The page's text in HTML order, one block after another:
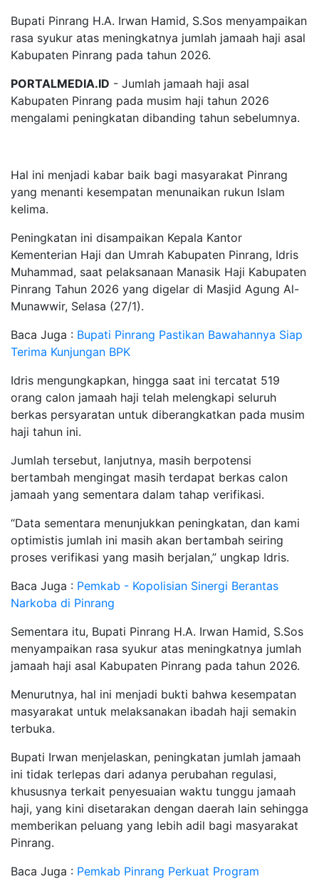
Bupati Pinrang H.A. Irwan Hamid, S.Sos menyampaikan
rasa syukur atas meningkatnya jumlah jamaah haji asal
Kabupaten Pinrang pada tahun 2026.
PORTALMEDIA.ID - Jumlah jamaah haji asal
Kabupaten Pinrang pada musim haji tahun 2026
mengalami peningkatan dibanding tahun sebelumnya.
Hal ini menjadi kabar baik bagi masyarakat Pinrang
yang menanti kesempatan menunaikan rukun Islam
kelima.
Peningkatan ini disampaikan Kepala Kantor
Kementerian Haji dan Umrah Kabupaten Pinrang, Idris
Muhammad, saat pelaksanaan Manasik Haji Kabupaten
Pinrang Tahun 2026 yang digelar di Masjid Agung Al-
Munawwir, Selasa (27/1).
Baca Juga : Bupati Pinrang Pastikan Bawahannya Siap
Terima Kunjungan BPK
Idris mengungkapkan, hingga saat ini tercatat 519
orang calon jamaah haji telah melengkapi seluruh
berkas persyaratan untuk diberangkatkan pada musim
haji tahun ini.
Jumlah tersebut, lanjutnya, masih berpotensi
bertambah mengingat masih terdapat berkas calon
jamaah yang sementara dalam tahap verifikasi.
“Data sementara menunjukkan peningkatan, dan kami
optimistis jumlah ini masih akan bertambah seiring
proses verifikasi yang masih berjalan,” ungkap Idris.
Baca Juga : Pemkab - Kopolisian Sinergi Berantas
Narkoba di Pinrang
Sementara itu, Bupati Pinrang H.A. Irwan Hamid, S.Sos
menyampaikan rasa syukur atas meningkatnya jumlah
jamaah haji asal Kabupaten Pinrang pada tahun 2026.
Menurutnya, hal ini menjadi bukti bahwa kesempatan
masyarakat untuk melaksanakan ibadah haji semakin
terbuka.
Bupati Irwan menjelaskan, peningkatan jumlah jamaah
ini tidak terlepas dari adanya perubahan regulasi,
khususnya terkait penyesuaian waktu tunggu jamaah
haji, yang kini disetarakan dengan daerah lain sehingga
memberikan peluang yang lebih adil bagi masyarakat
Pinrang.
Baca Juga : Pemkab Pinrang Perkuat Program